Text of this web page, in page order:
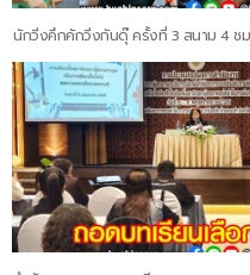
นักวิ่งคึกคักวิ่งกันดุ๊ ครั้งที่ 3 สนาม 4 ช